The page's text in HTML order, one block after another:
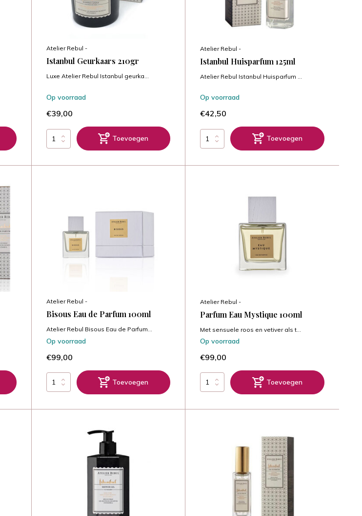
Atelier Rebul -
Istanbul Geurkaars 210gr
Luxe Atelier Rebul Istanbul geurka...
Op voorraad
€39,00
Toevoegen
Atelier Rebul -
Istanbul Huisparfum 125ml
Atelier Rebul Istanbul Huisparfum ...
Op voorraad
€42,50
Toevoegen
Atelier Rebul -
Bisous Eau de Parfum 100ml
Atelier Rebul Bisous Eau de Parfum...
Op voorraad
€99,00
Toevoegen
Atelier Rebul -
Parfum Eau Mystique 100ml
Met sensuele roos en vetiver als t...
Op voorraad
€99,00
Toevoegen